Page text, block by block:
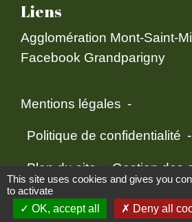
Liens
Agglomération Mont-Saint-
Facebook Grandparigny
Mentions légales -
Politique de confidentialité -
Plan du site Gestion des
Site créé en partenariat avec
This site uses cookies and gives you
to activate
OK, accept all
Deny all